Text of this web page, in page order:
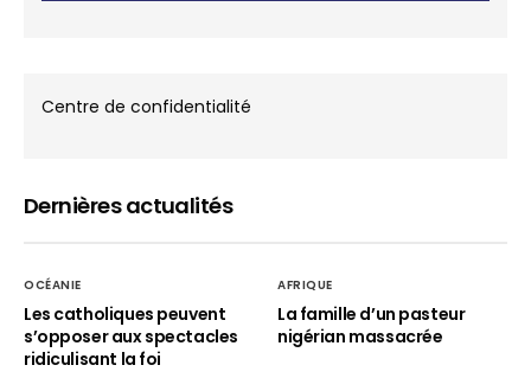
Centre de confidentialité
Dernières actualités
OCÉANIE
Les catholiques peuvent
s’opposer aux spectacles
ridiculisant la foi
AFRIQUE
La famille d’un pasteur
nigérian massacrée